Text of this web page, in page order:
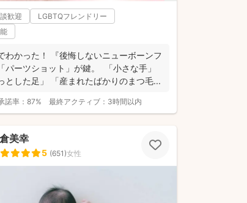
歓迎
LGBTQフレンドリー
わかった！ 『後悔しないニューボーンフ
パーツショット」が鍵。 「小さな手」
とした足」 「産まれたばかりのまつ毛...
諾率： 87% 最終アクティブ： 3時間以内
美幸
5 (651)女性